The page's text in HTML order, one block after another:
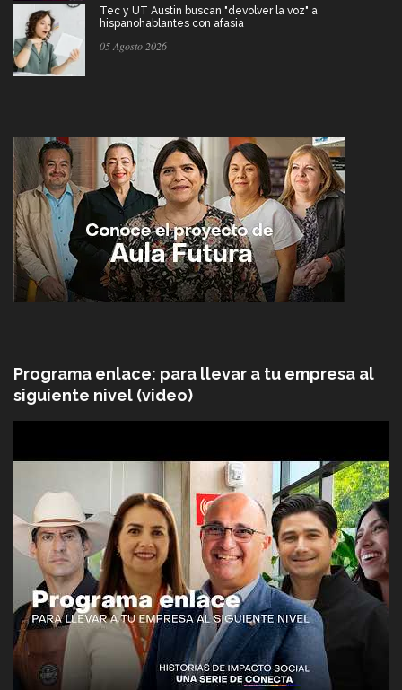
Tec y UT Austin buscan "devolver la voz" a
hispanohablantes con afasia
05 Agosto 2026
Programa enlace: para llevar a tu empresa al
siguiente nivel (video)